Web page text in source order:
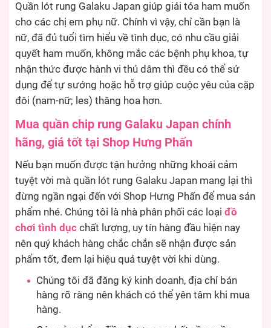
Quần lót rung Galaku Japan giúp giải tỏa ham muốn
cho các chị em phụ nữ. Chính vì vậy, chỉ cần bạn là
nữ, đã đủ tuổi tìm hiểu về tình dục, có nhu cầu giải
quyết ham muốn, không mắc các bệnh phụ khoa, tự
nhận thức được hành vi thủ dâm thì đều có thể sử
dụng để tự sướng hoặc hỗ trợ giúp cuộc yêu của cặp
đôi (nam-nữ; les) thăng hoa hơn.
Mua quần chip rung Galaku Japan chính
hãng, giá tốt tại Shop Hưng Phấn
Nếu bạn muốn được tận hưởng những khoái cảm
tuyệt vời mà quần lót rung Galaku Japan mang lại thì
đừng ngần ngại đến với Shop Hưng Phấn để mua sản
phẩm nhé. Chúng tôi là nhà phân phối các loại đồ
chơi tình dục chất lượng, uy tín hàng đầu hiện nay
nên quý khách hàng chắc chắn sẽ nhận được sản
phẩm tốt, đem lại hiệu quả tuyệt vời khi dùng.
Chúng tôi đã đăng ký kinh doanh, địa chỉ bán
hàng rõ ràng nên khách có thể yên tâm khi mua
hàng.